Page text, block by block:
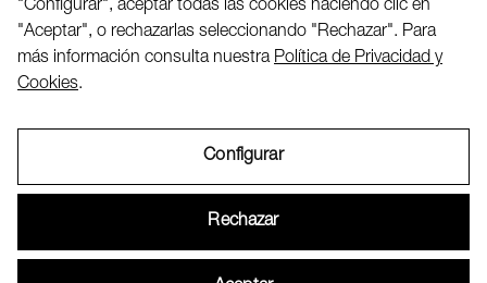
2026 ©
"Configurar", aceptar todas las cookies haciendo clic en
"Aceptar", o rechazarlas seleccionando "Rechazar". Para
más información consulta nuestra Política de Privacidad y
Cookies.
Configurar
Rechazar
Política de Privacidad y Cookies